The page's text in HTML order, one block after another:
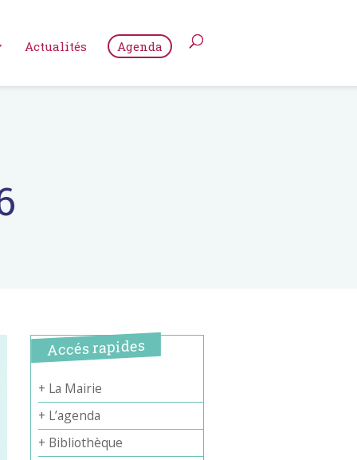
Actualités Agenda
Accés rapides
+ La Mairie
+ L’agenda
+ Bibliothèque